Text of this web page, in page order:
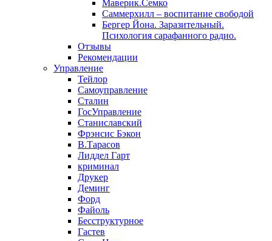
Маверик.Семко
Саммерхилл – воспитание свободой
Бергер Йона. Заразительный.
Психология сарафанного радио.
Отзывы
Рекомендации
Управление
Тейлор
Самоуправление
Сталин
ГосУправление
Станиславский
Фрэнсис Бэкон
В.Тарасов
Лиддел Гарт
криминал
Друкер
Деминг
Форд
Файоль
Бесструктурное
Гастев